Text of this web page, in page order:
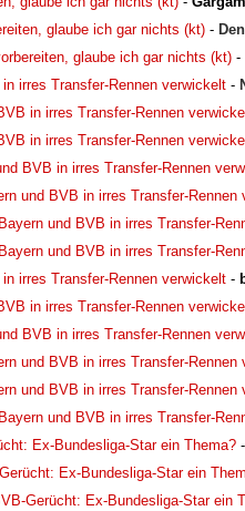
glaube ich gar nichts (kt) -
glaube ich gar nichts (kt) -
irres Transfer-Rennen verwickelt -
in irres Transfer-Rennen
in irres Transfer-Rennen
BVB in irres Transfer-Rennen
und BVB in irres Transfer-Rennen
und BVB in irres Transfer-
und BVB in irres Transfer-
irres Transfer-Rennen verwickelt -
in irres Transfer-Rennen
BVB in irres Transfer-Rennen
und BVB in irres Transfer-Rennen
und BVB in irres Transfer-Rennen
und BVB in irres Transfer-
Ex-Bundesliga-Star ein Thema? -
Ex-Bundesliga-Star ein
Gerücht: Ex-Bundesliga-Star ein